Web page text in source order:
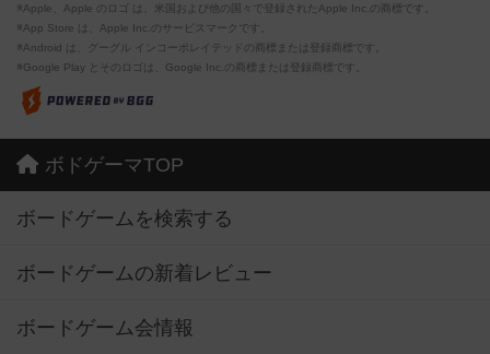
※Apple、Apple のロゴ は、米国および他の国々で登録されたApple Inc.の商標です。
※App Store は、Apple Inc.のサービスマークです。
※Android は、グーグル インコーポレイテッドの商標または登録商標です。
※Google Play とそのロゴは、Google Inc.の商標または登録商標です。
ボドゲーマTOP
ボードゲームを検索する
ボードゲームの新着レビュー
ボードゲーム会情報